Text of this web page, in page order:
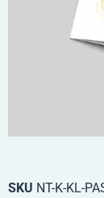
SKU NT-K-KL-